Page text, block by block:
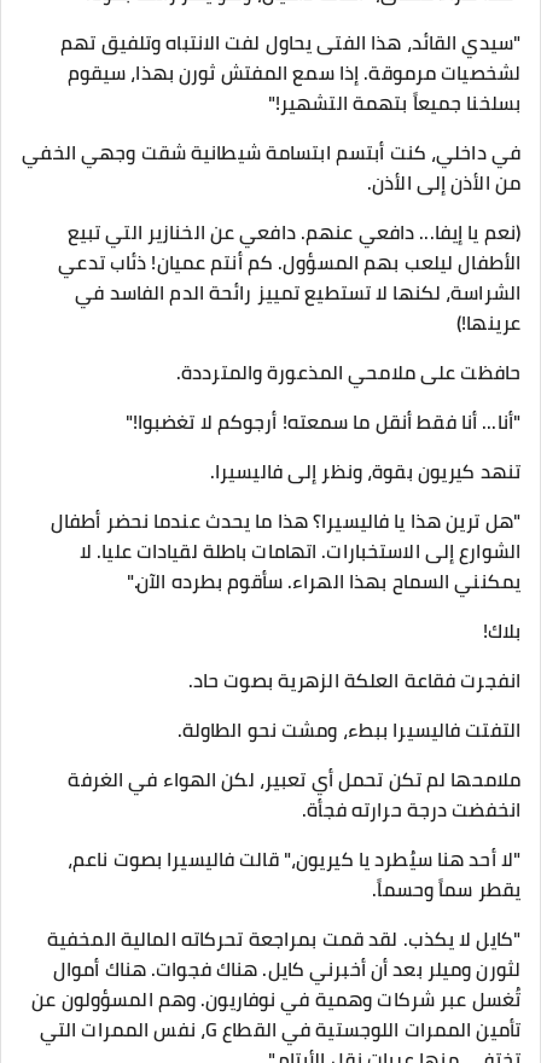
"سيدي القائد، هذا الفتى يحاول لفت الانتباه وتلفيق تهم
لشخصيات مرموقة. إذا سمع المفتش ثورن بهذا، سيقوم
بسلخنا جميعاً بتهمة التشهير!"
​في داخلي، كنت أبتسم ابتسامة شيطانية شقت وجهي الخفي
من الأذن إلى الأذن.
(نعم يا إيفا... دافعي عنهم. دافعي عن الخنازير التي تبيع
الأطفال ليلعب بهم المسؤول. كم أنتم عميان! ذئاب تدعي
الشراسة، لكنها لا تستطيع تمييز رائحة الدم الفاسد في
عرينها!)
حافظت على ملامحي المذعورة والمترددة.
"أنا... أنا فقط أنقل ما سمعته! أرجوكم لا تغضبوا!"
​تنهد كيريون بقوة، ونظر إلى فاليسيرا.
"هل ترين هذا يا فاليسيرا؟ هذا ما يحدث عندما نحضر أطفال
الشوارع إلى الاستخبارات. اتهامات باطلة لقيادات عليا. لا
يمكنني السماح بهذا الهراء. سأقوم بطرده الآن."
​بلاك!
​انفجرت فقاعة العلكة الزهرية بصوت حاد.
​التفتت فاليسيرا ببطء، ومشت نحو الطاولة.
ملامحها لم تكن تحمل أي تعبير، لكن الهواء في الغرفة
انخفضت درجة حرارته فجأة.
​"لا أحد هنا سيُطرد يا كيريون،" قالت فاليسيرا بصوت ناعم،
يقطر سماً وحسماً.
"كايل لا يكذب. لقد قمت بمراجعة تحركاته المالية المخفية
لثورن وميلر بعد أن أخبرني كايل. هناك فجوات. هناك أموال
تُغسل عبر شركات وهمية في نوفاريون. وهم المسؤولون عن
تأمين الممرات اللوجستية في القطاع G، نفس الممرات التي